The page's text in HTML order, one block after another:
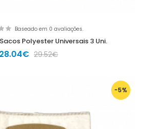
Baseado em 0 avaliações.
Polyester Universais 3 Uni.
28.04€ 29.52€
-5%